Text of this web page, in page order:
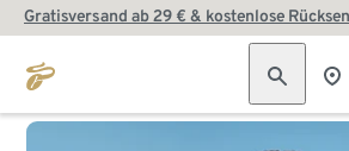
Gratisversand ab 29 € & kostenlose